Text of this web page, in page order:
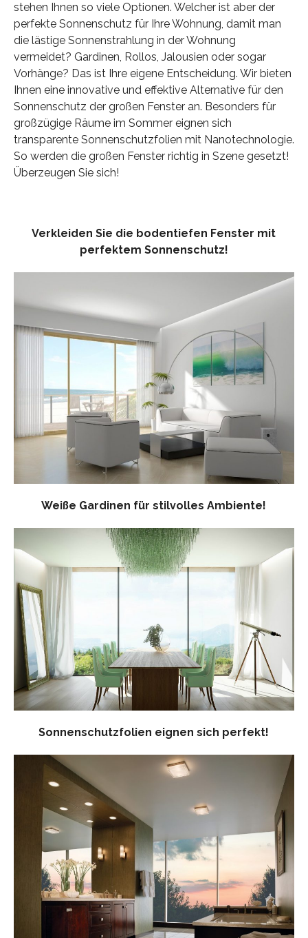
stehen Ihnen so viele Optionen. Welcher ist aber der
perfekte Sonnenschutz für Ihre Wohnung, damit man
die lästige Sonnenstrahlung in der Wohnung
vermeidet? Gardinen, Rollos, Jalousien oder sogar
Vorhänge? Das ist Ihre eigene Entscheidung. Wir bieten
Ihnen eine innovative und effektive Alternative für den
Sonnenschutz der großen Fenster an. Besonders für
großzügige Räume im Sommer eignen sich
transparente Sonnenschutzfolien mit Nanotechnologie.
So werden die großen Fenster richtig in Szene gesetzt!
Überzeugen Sie sich!
Verkleiden Sie die bodentiefen Fenster mit
perfektem Sonnenschutz!
Weiße Gardinen für stilvolles Ambiente!
Sonnenschutzfolien eignen sich perfekt!